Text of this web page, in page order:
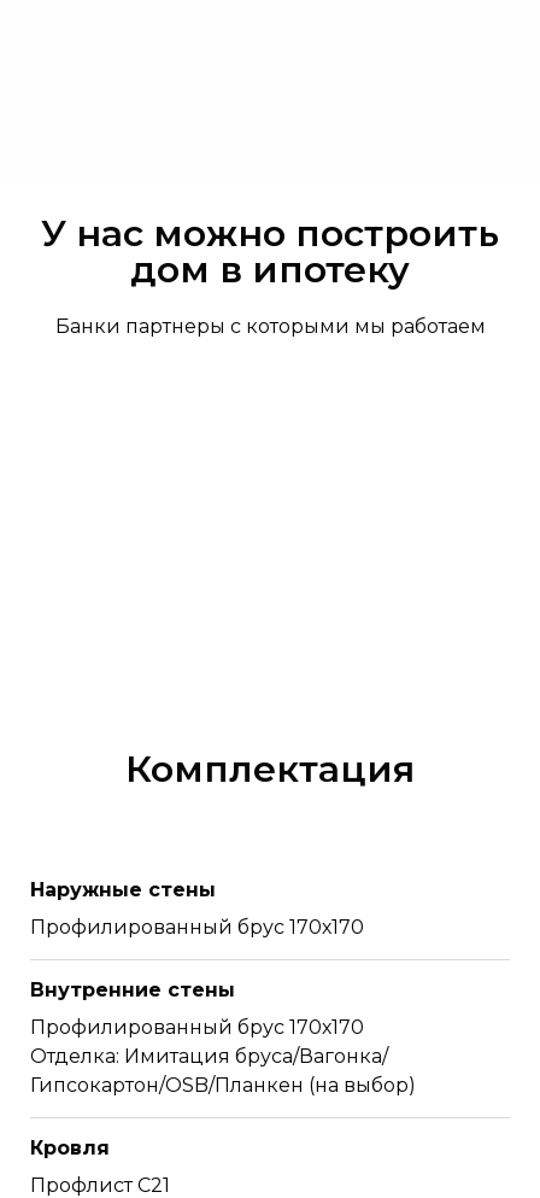
У нас можно построить
дом в ипотеку
Банки партнеры с которыми мы работаем
Комплектация
Наружные стены
Профилированный брус 170х170
Внутренние стены
Профилированный брус 170х170
Отделка: Имитация бруса/Вагонка/
Гипсокартон/OSB/Планкен (на выбор)
Кровля
Профлист С21